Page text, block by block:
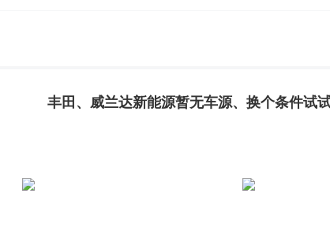
丰田、威兰达新能源暂无车源、换个条件试